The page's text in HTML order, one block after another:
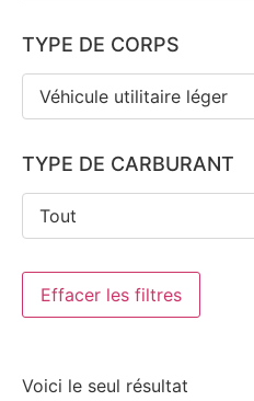
TYPE DE CORPS
Véhicule utilitaire léger
TYPE DE CARBURANT
Tout
Effacer les filtres
Voici le seul résultat